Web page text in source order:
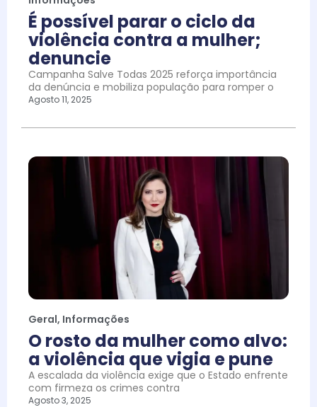
É possível parar o ciclo da
violência contra a mulher;
denuncie
Campanha Salve Todas 2025 reforça importância
da denúncia e mobiliza população para romper o
Agosto 11, 2025
Geral, Informações
O rosto da mulher como alvo:
a violência que vigia e pune
A escalada da violência exige que o Estado enfrente
com firmeza os crimes contra
Agosto 3, 2025